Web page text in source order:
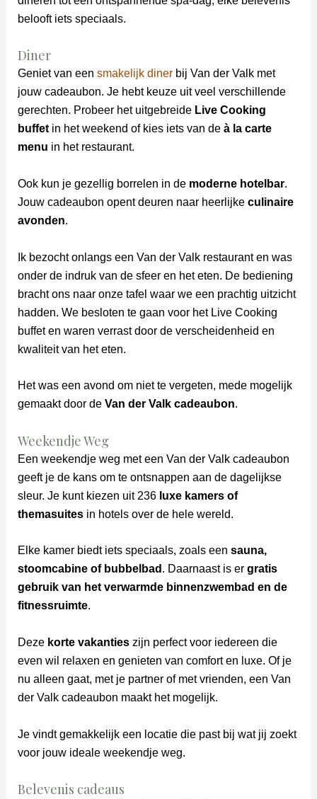
belooft iets speciaals.
Diner
Geniet van een smakelijk dinerbij Van der Valk met
jouw cadeaubon. Je hebt keuze uit veel verschillende
gerechten. Probeer het uitgebreide Live Cooking
buffetin het weekend of kies iets van de à la carte
menu in het restaurant.
Ook kun je gezellig borrelen in de moderne hotelbar.
Jouw cadeaubon opent deuren naar heerlijke culinaire
avonden.
Ik bezocht onlangs een Van der Valk restaurant en was
onder de indruk van de sfeer en het eten. De bediening
bracht ons naar onze tafel waar we een prachtig uitzicht
hadden. We besloten te gaan voor het Live Cooking
buffet en waren verrast door de verscheidenheid en
kwaliteit van het eten.
Het was een avond om niet te vergeten, mede mogelijk
gemaakt door de Van der Valk cadeaubon.
Weekendje Weg
Een weekendje weg met een Van der Valk cadeaubon
geeft je de kans om te ontsnappen aan de dagelijkse
sleur. Je kunt kiezen uit 236 luxe kamers of
themasuitesin hotels over de hele wereld.
Elke kamer biedt iets speciaals, zoals een sauna,
stoomcabine of bubbelbad . Daarnaast is er gratis
gebruik van het verwarmde binnenzwembad en de
fitnessruimte.
Deze korte vakantieszijn perfect voor iedereen die
even wil relaxen en genieten van comfort en luxe. Of je
nu alleen gaat, met je partner of met vrienden, een Van
der Valk cadeaubon maakt het mogelijk.
Je vindt gemakkelijk een locatie die past bij wat jij zoekt
voor jouw ideale weekendje weg.
Belevenis cadeaus